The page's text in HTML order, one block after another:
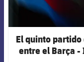
El quinto partido
entre el Barça -